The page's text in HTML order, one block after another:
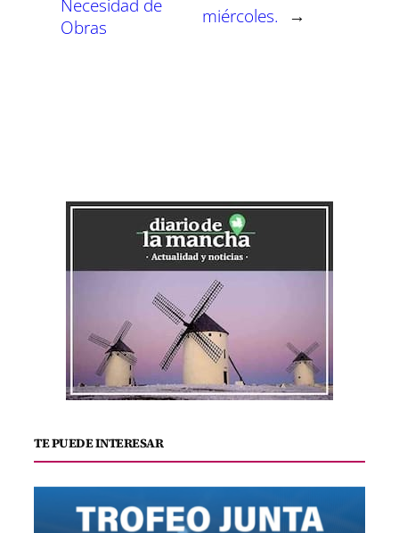
Necesidad de
Obras
miércoles.
→
TE PUEDE INTERESAR